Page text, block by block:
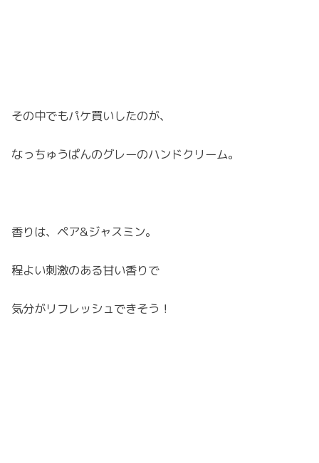
その中でもパケ買いしたのが、
なっちゅうぱんのグレーのハンドクリーム。
香りは、ペア&ジャスミン。
程よい刺激のある甘い香りで
気分がリフレッシュできそう！